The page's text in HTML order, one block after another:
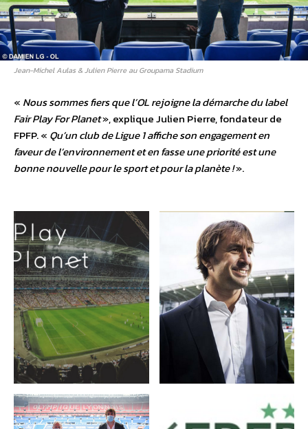
Jean-Michel Aulas & Julien Pierre au Groupama Stadium
« Nous sommes fiers que l’OL rejoigne la démarche du label
Fair Play For Planet», explique Julien Pierre, fondateur de
FPFP. « Qu’un club de Ligue 1 affiche son engagement en
faveur de l’environnement et en fasse une priorité est une
bonne nouvelle pour le sport et pour la planète !».